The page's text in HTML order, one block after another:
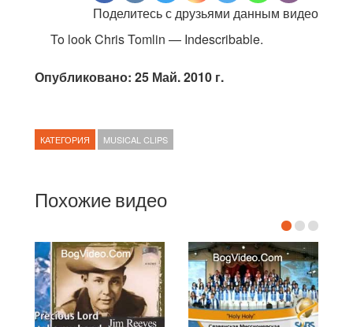
Поделитесь с друзьями данным видео
To look Chris Tomlin — Indescribable.
Опубликовано: 25 Май. 2010 г.
КАТЕГОРИЯ MUSICAL CLIPS
Похожие видео